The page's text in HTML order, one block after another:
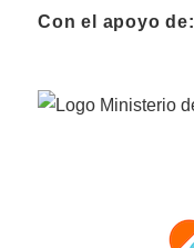
Con el apoyo de: